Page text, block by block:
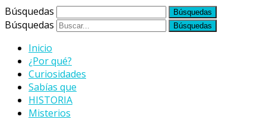
Búsquedas
Búsquedas
Inicio
¿Por qué?
Curiosidades
Sabías que
HISTORIA
Misterios